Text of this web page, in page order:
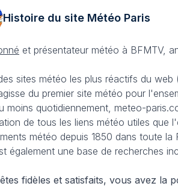
Histoire du site MétéoParis
et présentateur météo à BFMTV,
sites météo les plus réactifs du web
du premier site météo pour
moins quotidiennement, meteo-
de tous les liens météo utiles
météo depuis 1850 dans toute
également une base de recherches
fidèles et satisfaits, vous avez la